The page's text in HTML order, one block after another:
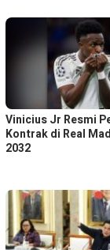
Vinicius Jr Resmi
Kontrak di Real
2032